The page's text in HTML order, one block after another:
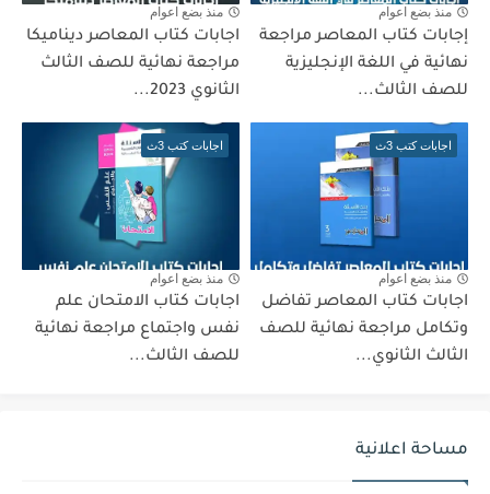
منذ بضع اعوام
إجابات كتاب المعاصر مراجعة
نهائية في اللغة الإنجليزية
للصف الثالث...
منذ بضع اعوام
اجابات كتاب المعاصر ديناميكا
مراجعة نهائية للصف الثالث
الثانوي 2023...
اجابات كتب 3ث
منذ بضع اعوام
اجابات كتاب المعاصر تفاضل
وتكامل مراجعة نهائية للصف
الثالث الثانوي...
اجابات كتب 3ث
منذ بضع اعوام
اجابات كتاب الامتحان علم
نفس واجتماع مراجعة نهائية
للصف الثالث...
مساحة اعلانية